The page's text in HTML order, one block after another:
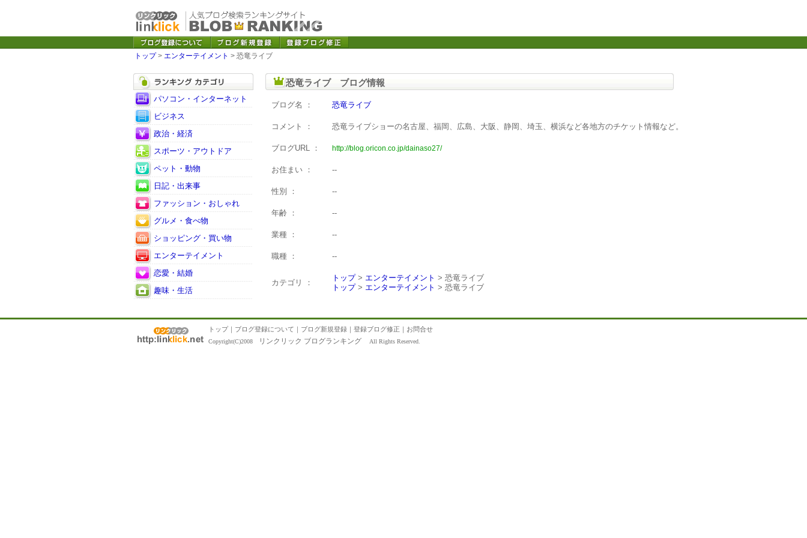
トップ> エンターテイメント > 恐竜ライブ
パソコン・インターネット
ビジネス
政治・経済
スポーツ・アウトドア
ペット・動物
日記・出来事
ファッション・おしゃれ
グルメ・食べ物
ショッピング・買い物
エンターテイメント
恋愛・結婚
趣味・生活
恐竜ライブ ブログ情報
ブログ名 ： 恐竜ライブ
コメント ： 恐竜ライブショーの名古屋、福岡、広島、大阪、静岡、埼玉、横浜など各地方のチケット情報など。
ブログURL ： http://blog.oricon.co.jp/dainaso27/
お住まい ： --
性別 ： --
年齢 ： --
業種 ： --
職種 ： --
カテゴリ ：
トップ> エンターテイメント > 恐竜ライブ
トップ> エンターテイメント > 恐竜ライブ
トップ｜ ブログ登録について ｜ ブログ新規登録 ｜ 登録ブログ修正 ｜ お問合せ
Copyright(C)2008 リンクリック ブログランキング All Rights Reserved.